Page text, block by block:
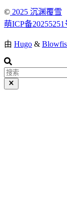
©️ 2025 沉渊覆雪
萌ICP备20255251
由 Hugo &